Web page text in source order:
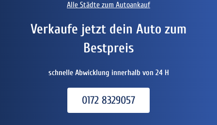
Alle Städte zum Autoankauf
Verkaufe jetzt dein Auto zum
Bestpreis
schnelle Abwicklung innerhalb von 24 H
0172 8329057